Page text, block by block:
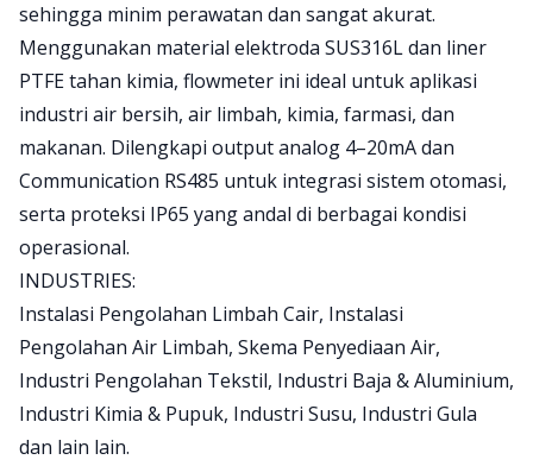
sehingga minim perawatan dan sangat akurat.
Menggunakan material elektroda SUS316L dan liner
PTFE tahan kimia, flowmeter ini ideal untuk aplikasi
industri air bersih, air limbah, kimia, farmasi, dan
makanan. Dilengkapi output analog 4–20mA dan
Communication RS485 untuk integrasi sistem otomasi,
serta proteksi IP65 yang andal di berbagai kondisi
operasional.
INDUSTRIES:
Instalasi Pengolahan Limbah Cair, Instalasi
Pengolahan Air Limbah, Skema Penyediaan Air,
Industri Pengolahan Tekstil, Industri Baja & Aluminium,
Industri Kimia & Pupuk, Industri Susu, Industri Gula
dan lain lain.